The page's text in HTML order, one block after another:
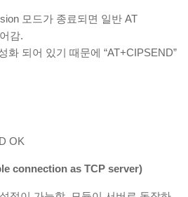
모드가 종료되면 일반 AT
감.
화 되어 있기 때문에 “AT+CIPSEND”
OK
connection as TCP server)